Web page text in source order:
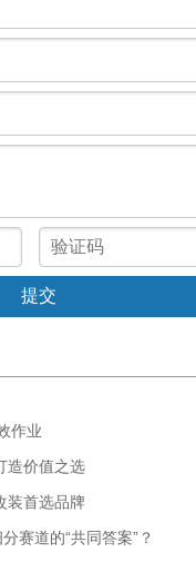
作业
造价值之选
装首选品牌
赛道的“共同答案”？